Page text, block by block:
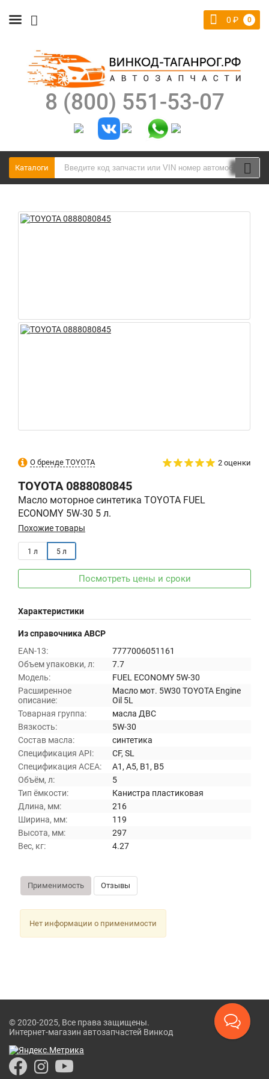
0 ₽ 0
8 (800) 551-53-07
Каталоги
О бренде TOYOTA 2 оценки
TOYOTA 0888080845
Масло моторное синтетика TOYOTA FUEL
ECONOMY 5W-30 5 л.
Похожие товары
1 л 5 л
Посмотреть цены и сроки
Характеристики
Из справочника ABCP
EAN-13:
7777006051161
Объем упаковки, л:
7.7
Модель:
FUEL ECONOMY 5W-30
Расширенное
описание:
Масло мот. 5W30 TOYOTA Engine
Oil 5L
Товарная группа:
масла ДВС
Вязкость:
5W-30
Состав масла:
синтетика
Спецификация API:
CF, SL
Спецификация ACEA:
A1, A5, B1, B5
Объём, л:
5
Тип ёмкости:
Канистра пластиковая
Длина, мм:
216
Ширина, мм:
119
Высота, мм:
297
Вес, кг:
4.27
Применимость Отзывы
Нет информации о применимости
© 2020-2025, Все права защищены.
Интернет-магазин автозапчастей Винкод